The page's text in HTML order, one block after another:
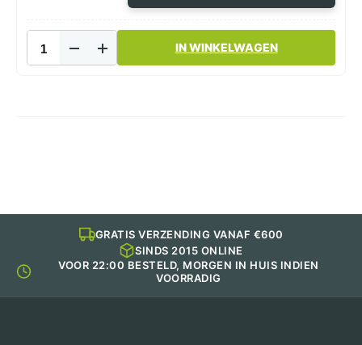
Wit
1400ml
IN WINKELWAGEN
GRATIS VERZENDING VANAF €600
SINDS 2015 ONLINE
VOOR 22:00 BESTELD, MORGEN IN HUIS INDIEN
VOORRADIG